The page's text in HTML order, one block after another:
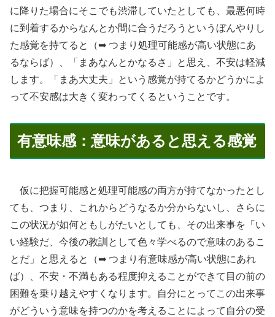
に降りた場合にそこでも渋滞していたとしても、最悪何時
に到着するからなんとか間に合うだろうというぼんやりし
た感覚を持てると（➡ つまり処理可能感が高い状態にあ
るならば）、「まあなんとかなるさ」と思え、不安は軽減
します。「まあ大丈夫」という感覚が持てるかどうかによ
って不安感は大きく変わってくるということです。
有意味感：意味があると思える感覚
仮に把握可能感と処理可能感の両方が持てなかったとし
ても、つまり、これからどうなるか分からないし、さらに
この状況が如何ともしがたいとしても、その出来事を「い
い経験だ、今後の教訓として色々学べるので意味のあるこ
とだ」と思えると（➡ つまり有意味感が高い状態にあれ
ば）、不安・不満もある程度抑えることができて目の前の
困難を乗り越えやすくなります。自分にとってこの出来事
がどういう意味を持つのかを考えることによって自分の受